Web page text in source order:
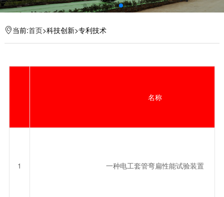
当前:首页>科技创新>专利技术
名称
1 一种电工套管弯扁性能试验装置